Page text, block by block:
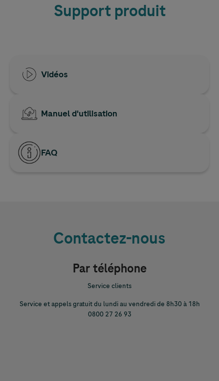
Support produit
Vidéos
Manuel d'utilisation
FAQ
Contactez-nous
Par téléphone
Service clients
Service et appels gratuit du lundi au vendredi de 8h30 à 18h
0800 27 26 93